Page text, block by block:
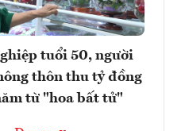
tuổi 50, người
thôn thu tỷ đồng
từ "hoa bất tử"